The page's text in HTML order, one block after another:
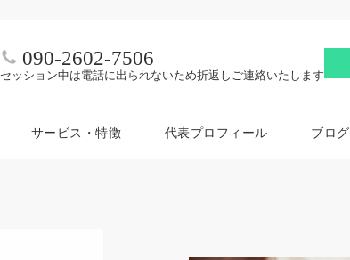
090-2602-7506
セッション中は電話に出られないため折返しご連絡いたします
サービス・特徴 代表プロフィール ブログ